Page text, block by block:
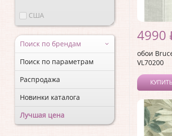
США
Поиск по брендам
Поиск по параметрам
Распродажа
Новинки каталога
Лучшая цена
4990
обои
VL70200
КУПИТЬ